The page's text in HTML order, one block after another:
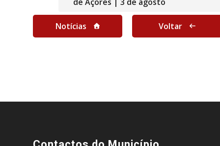
Notícias Voltar